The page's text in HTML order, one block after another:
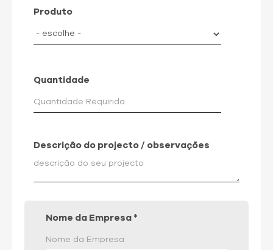
Produto
Quantidade
Descrição do projecto / observações
Nome da Empresa *